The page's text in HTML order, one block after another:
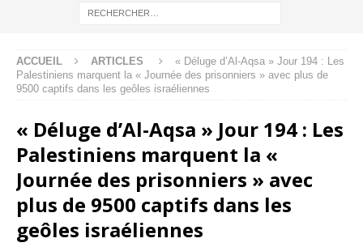
ACCUEIL ARTICLES
« Déluge d’Al-Aqsa » Jour 194 : Les
Palestiniens marquent la « Journée des prisonniers » avec plus de
9500 captifs dans les geôles israéliennes
« Déluge d’Al-Aqsa » Jour 194 : Les
Palestiniens marquent la «
Journée des prisonniers » avec
plus de 9500 captifs dans les
geôles israéliennes